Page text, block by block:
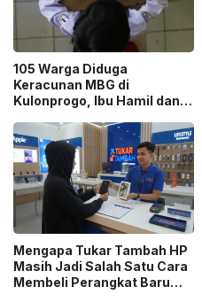
105 Warga Diduga
Keracunan MBG di
Kulonprogo, Ibu Hamil dan
Terdampak
Mengapa Tukar Tambah HP
Masih Jadi Salah Satu Cara
Membeli Perangkat Baru